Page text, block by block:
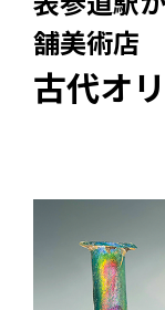
舗美術店
古代オ